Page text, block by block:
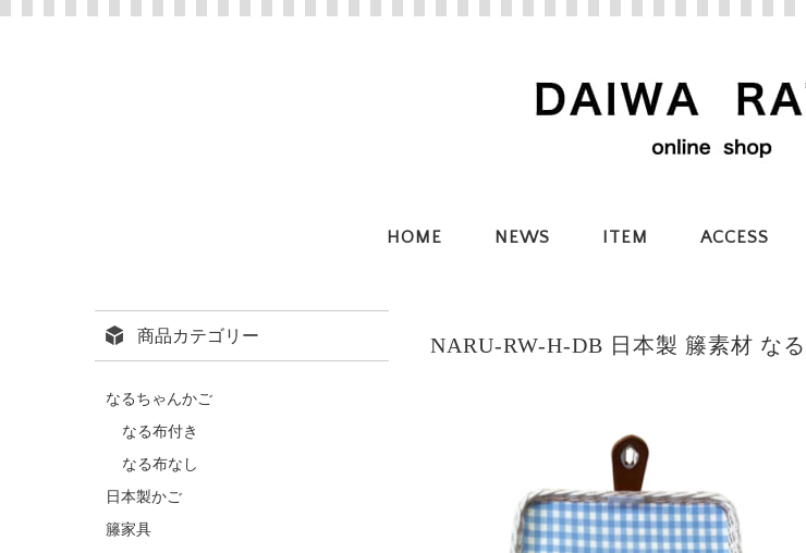
HOME NEWS ITEM ACCESS
NARU-RW-H-DB 日本製 籐素材 な
商品カテゴリー
なるちゃんかご
なる布付き
なる布なし
日本製かご
籐家具